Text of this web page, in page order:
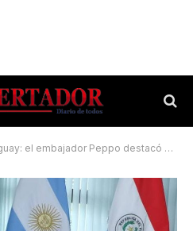
Peppo destacó que «hay diálogo»